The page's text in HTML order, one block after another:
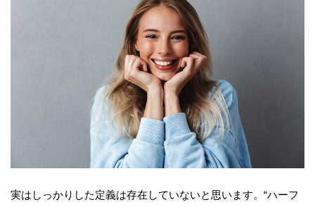
実はしっかりした定義は存在していないと思います。“ハーフ